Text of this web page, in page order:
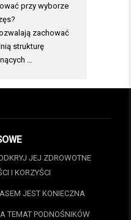
przy wyborze
zachować
strukturę
…
JEJ ZDROWOTNE
I KORZYŚCI
JEST KONIECZNA
TEMAT PODNOŚNIKÓW